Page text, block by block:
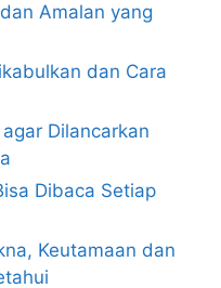
Amalan yang
dan Cara
Dilancarkan
Dibaca Setiap
Keutamaan dan